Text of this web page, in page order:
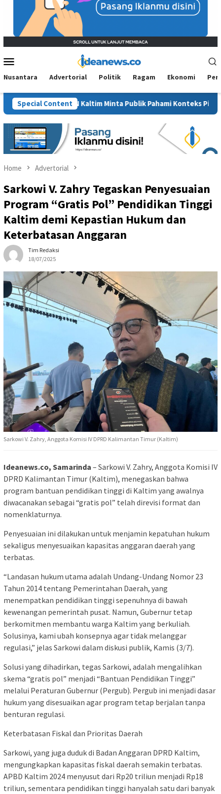
Menu
Nusantara Advertorial Politik Ragam Ekonomi
Special Content
PAN Kaltim Minta Publik Pahami Konteks Pidato Secara Utuh
Home Advertorial
Sarkowi V. Zahry Tegaskan Penyesuaian
Program “Gratis Pol” Pendidikan Tinggi
Kaltim demi Kepastian Hukum dan
Keterbatasan Anggaran
Tim Redaksi
18/07/2025
Sarkowi V. Zahry, Anggota Komisi IV DPRD Kalimantan Timur (Kaltim)
Ideanews.co, Samarinda – Sarkowi V. Zahry, Anggota Komisi IV
DPRD Kalimantan Timur (Kaltim), menegaskan bahwa
program bantuan pendidikan tinggi di Kaltim yang awalnya
diwacanakan sebagai “gratis pol” telah direvisi format dan
nomenklaturnya.
Penyesuaian ini dilakukan untuk menjamin kepatuhan hukum
sekaligus menyesuaikan kapasitas anggaran daerah yang
terbatas.
“Landasan hukum utama adalah Undang-Undang Nomor 23
Tahun 2014 tentang Pemerintahan Daerah, yang
menempatkan pendidikan tinggi sepenuhnya di bawah
kewenangan pemerintah pusat. Namun, Gubernur tetap
berkomitmen membantu warga Kaltim yang berkuliah.
Solusinya, kami ubah konsepnya agar tidak melanggar
regulasi,” jelas Sarkowi dalam diskusi publik, Kamis (3/7).
Solusi yang dihadirkan, tegas Sarkowi, adalah mengalihkan
skema “gratis pol” menjadi “Bantuan Pendidikan Tinggi”
melalui Peraturan Gubernur (Pergub). Pergub ini menjadi dasar
hukum yang disesuaikan agar program tetap berjalan tanpa
benturan regulasi.
Keterbatasan Fiskal dan Prioritas Daerah
Sarkowi, yang juga duduk di Badan Anggaran DPRD Kaltim,
mengungkapkan kapasitas fiskal daerah semakin terbatas.
APBD Kaltim 2024 menyusut dari Rp20 triliun menjadi Rp18
triliun, sementara pendidikan tinggi hanyalah satu dari banyak